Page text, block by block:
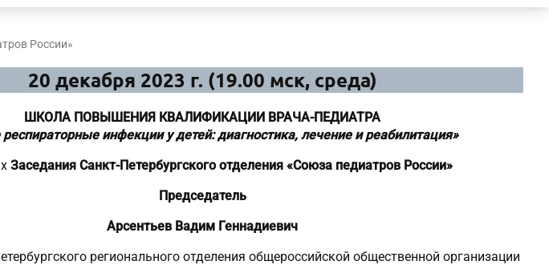
России»
20 декабря 2023 г. (19.00 мск, среда)
ШКОЛА ПОВЫШЕНИЯ КВАЛИФИКАЦИИ ВРАЧА-ПЕДИАТРА
инфекции у детей: диагностика, лечение и реабилитация»
Заседания Санкт-Петербургского отделения «Союза педиатров России»
Председатель
Арсентьев Вадим Геннадиевич
регионального отделения общероссийской общественной организации